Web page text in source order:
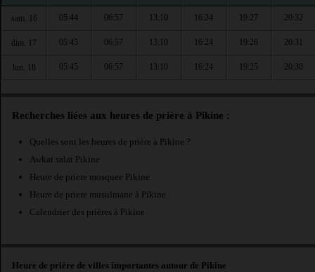
sam. 16 05:44 06:57 13:10 16:24 19:27 20:32
dim. 17 05:45 06:57 13:10 16:24 19:26 20:31
lun. 18 05:45 06:57 13:10 16:24 19:25 20:30
Recherches liées aux heures de prière à Pikine :
Quelles sont les heures de prière à Pikine ?
Awkat salat Pikine
Heure de priere mosquee Pikine
Heure de priere musulmane à Pikine
Calendrier des prières à Pikine
Heure de prière de villes importantes autour de Pikine